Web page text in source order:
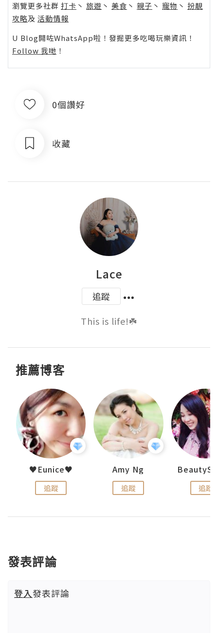
瀏覽更多社群 打卡 丶 旅遊 丶 美食 丶 親子 丶 寵物 丶 扮靚
攻略及 活動情報
U Blog開咗WhatsApp啦！發掘更多吃喝玩樂資訊！
Follow 我哋 ！
0個讚好
收藏
Lace
追蹤
This is life!☘️
推薦博客
♥Eunice♥
追蹤
Amy Ng
追蹤 追蹤
發表評論
登入發表評論